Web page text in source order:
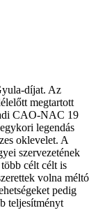
díjat. Az
megtartott
CAO-NAC 19
legendás
oklevelet. A
szervezetének
célt célt is
volna méltó
pedig
teljesítményt